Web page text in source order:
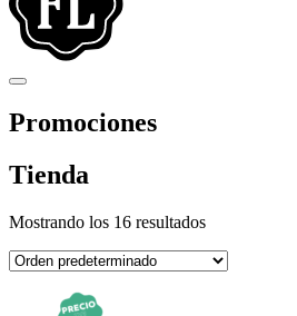
Promociones
Tienda
Mostrando los 16 resultados